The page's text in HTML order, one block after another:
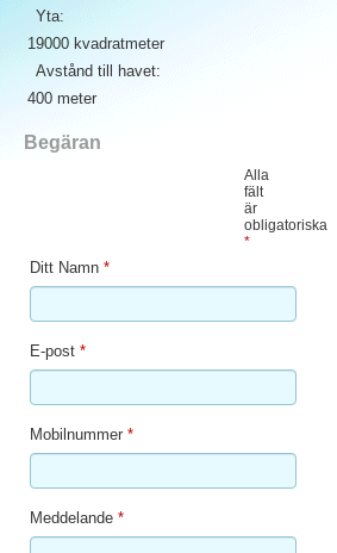
Yta:
19000 kvadratmeter
Avstånd till havet:
400 meter
Begäran
Alla
fält
är
obligatoriska
*
Ditt Namn *
E-post *
Mobilnummer *
Meddelande *